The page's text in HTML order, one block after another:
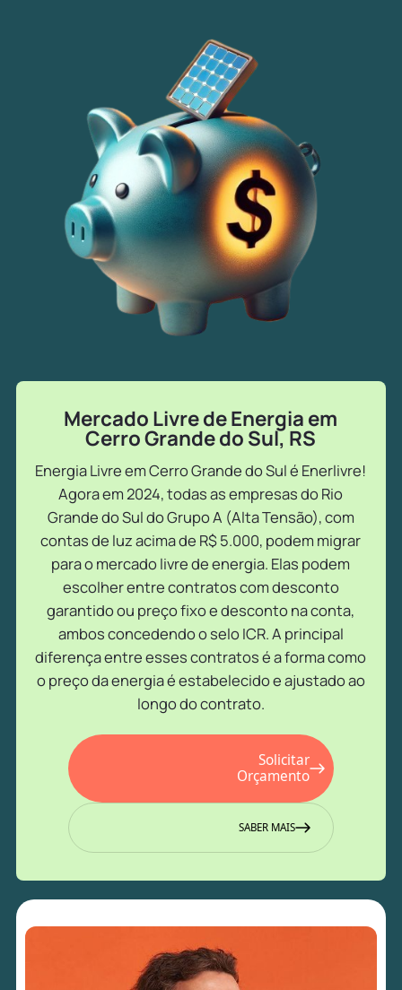
Mercado Livre de Energia em
Cerro Grande do Sul, RS
Energia Livre em Cerro Grande do Sul é Enerlivre!
Agora em 2024, todas as empresas do Rio
Grande do Sul do Grupo A (Alta Tensão), com
contas de luz acima de R$ 5.000, podem migrar
para o mercado livre de energia. Elas podem
escolher entre contratos com desconto
garantido ou preço fixo e desconto na conta,
ambos concedendo o selo ICR. A principal
diferença entre esses contratos é a forma como
o preço da energia é estabelecido e ajustado ao
longo do contrato.
Solicitar
Orçamento
SABER MAIS